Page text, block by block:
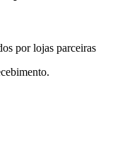
por lojas parceiras